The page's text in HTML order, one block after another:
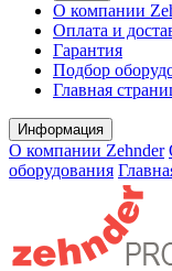
О компании
Оплата и
Гарантия
Подбор
Главная
Информация
О компании Zehnder
оборудования